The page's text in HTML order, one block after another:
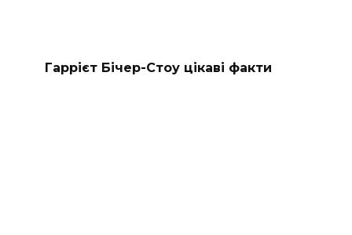
Гаррієт Бічер-Стоу цікаві факти